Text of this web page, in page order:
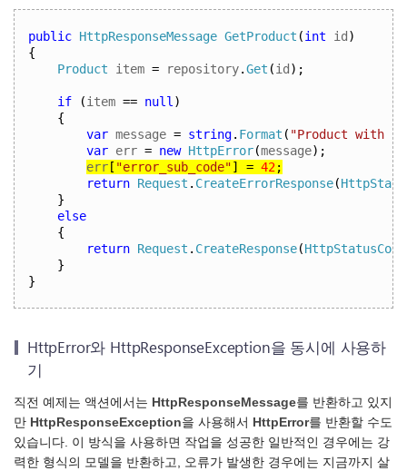
public HttpResponseMessage GetProduct (int id )
{
Product item = repository.Get (id );
if (item == null )
{
var message = string. Format ( "Product with
var err = new HttpError(message);
err [ "error_sub_code"] = 42;
return Request . CreateErrorResponse(
}
else
{
return Request . CreateResponse(HttpStatusCode
}
}
HttpError와 HttpResponseException을 동시에 사용하
기
직전 예제는 액션에서는 HttpResponseMessage를 반환하고 있지
만 HttpResponseException을 사용해서 HttpError를 반환할 수도
있습니다. 이 방식을 사용하면 작업을 성공한 일반적인 경우에는 강
력한 형식의 모델을 반환하고, 오류가 발생한 경우에는 지금까지 살